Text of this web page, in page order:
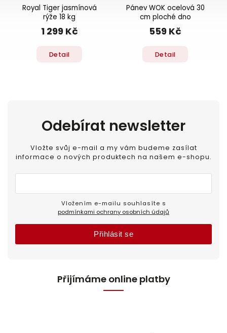
Royal Tiger jasmínová
rýže 18 kg
1 299 Kč
Detail
Pánev WOK ocelová 30
cm ploché dno
559 Kč
Detail
Odebírat newsletter
Vložte svůj e-mail a my vám budeme zasílat
informace o nových produktech na našem e-shopu.
podmínkami ochrany osobních údajů
Přihlásit se
Přijímáme online platby